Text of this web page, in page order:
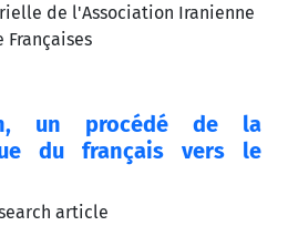
un procédé de la
du français vers le
article